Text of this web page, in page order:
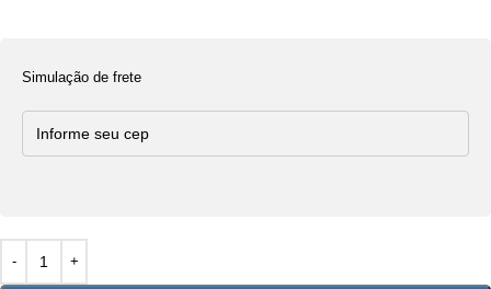
Simulação de frete